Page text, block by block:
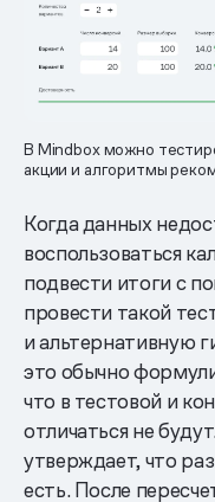
В Mindbox можно
акции и алгоритмы
Когда данных
воспользоваться
подвести итоги с
провести такой
и альтернативную
это обычно
что в тестовой и
отличаться не
утверждает, что
есть. После